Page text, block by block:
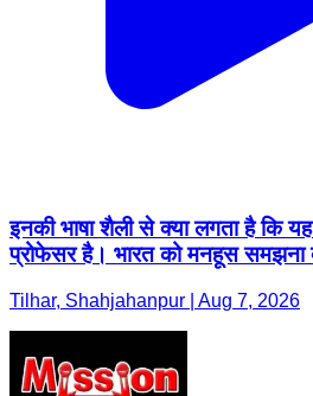
इनकी भाषा शैली से क्या लगता है कि यह
प्रोफेसर है। भारत को मनहूस समझना
Tilhar, Shahjahanpur | Aug 7, 2026